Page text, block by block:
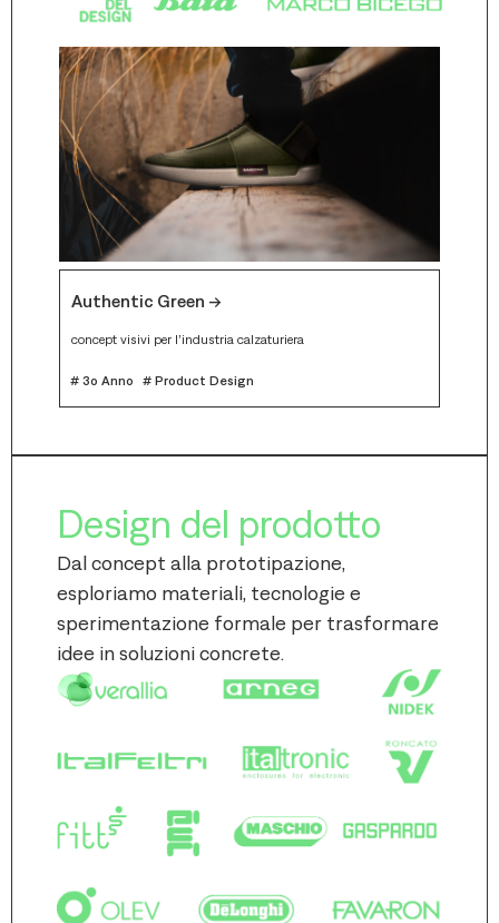
Authentic Green -->
concept visivi per l’industria calzaturiera
# 3o Anno # Product Design
Design del prodotto
Dal concept alla prototipazione,
esploriamo materiali, tecnologie e
sperimentazione formale per trasformare
idee in soluzioni concrete.